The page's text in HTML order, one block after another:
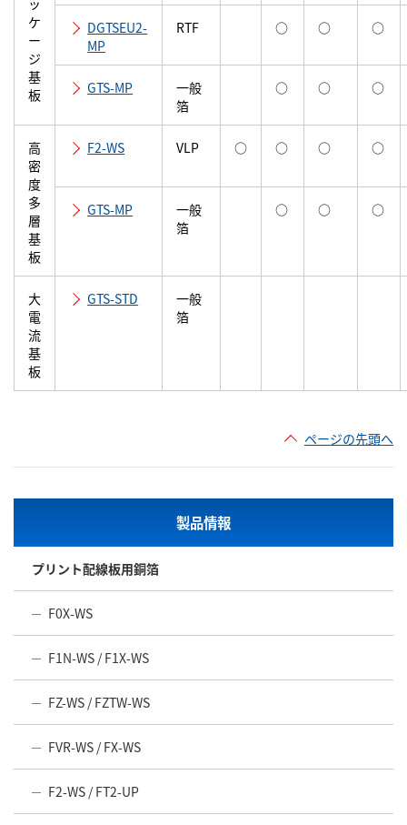
ッ
ケ
ー
ジ
基
板
DGTSEU2-
MP
RTF ○ ○ ○
GTS-MP
一般
箔
○ ○ ○
高
密
度
多
層
基
板
F2-WS VLP ○ ○ ○ ○
GTS-MP
一般
箔
○ ○ ○
大
電
流
基
板
GTS-STD
一般
箔
ページの先頭へ
製品情報
プリント配線板用銅箔
F0X-WS
F1N-WS / F1X-WS
FZ-WS / FZTW-WS
FVR-WS / FX-WS
F2-WS / FT2-UP